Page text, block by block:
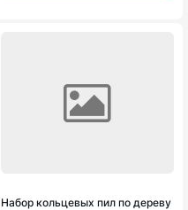
Набор кольцевых пил по дереву